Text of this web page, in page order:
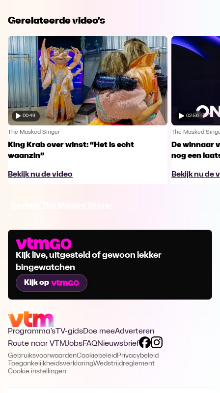
Gerelateerde video's
00:49
The Masked Singer
King Krab over winst: “Het is echt
waanzin”
Bekijk nu de video
02:56
The Masked
De winnaar
nog een
Bekijk nu de
Kijk live, uitgesteld of gewoon lekker
bingewatchen
Kijk op
Programma's TV-gidsDoe meeAdverteren
Route naar VTMJobsFAQNieuwsbrief
GebruiksvoorwaardenCookiebeleid Privacybeleid
ToegankelijkheidsverklaringWedstrijdreglement
Cookie instellingen